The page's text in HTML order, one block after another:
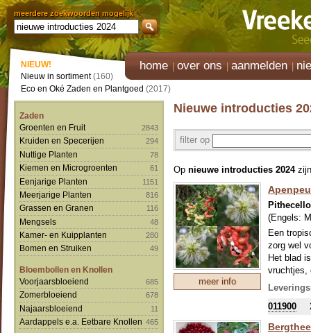
meerdere zoekwoorden mogelijk
home over ons aanmelden
NIEUW!
Nieuw in sortiment(160)
Eco en Oké Zaden en Plantgoed (2017)
Zaden
Groenten en Fruit
2843
Kruiden en Specerijen 294
Nuttige Planten 78
Kiemen en Microgroenten 61
Eenjarige Planten 1151
Meerjarige Planten 816
Grassen en Granen 116
Mengsels 48
Kamer- en Kuipplanten 280
Bomen en Struiken 49
Bloembollen en Knollen
Voorjaarsbloeiend
685
Zomerbloeiend 678
Najaarsbloeiend 11
Aardappels e.a. Eetbare Knollen 465
Nieuwe introducties
filter op
Op nieuwe introducties 2024zijn
meer info
(Engels:
Een
zorg wel
Het blad
vruchtjes,
De
voor
011900
Bergthee